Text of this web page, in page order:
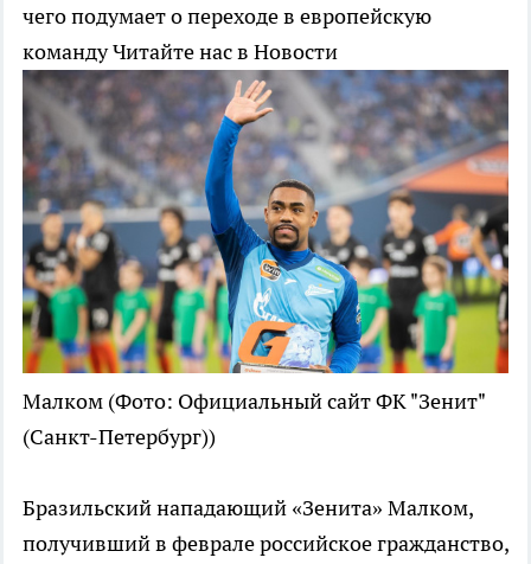
чего подумает о переходе в европейскую
командуЧитайте нас в Новости
Малком (Фото: Официальный сайт ФК "Зенит"
(Санкт-Петербург))
Бразильский нападающий «Зенита» Малком,
получивший в феврале российское гражданство,